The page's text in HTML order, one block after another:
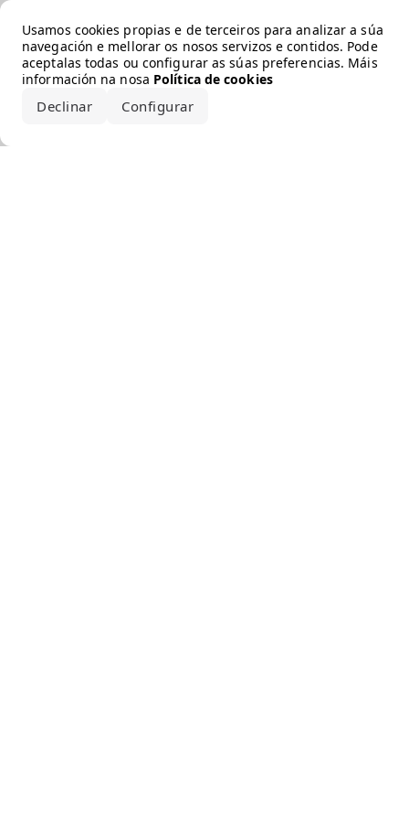
Usamos cookies propias e de terceiros para analizar a súa
navegación e mellorar os nosos servizos e contidos. Pode
aceptalas todas ou configurar as súas preferencias. Máis
información na nosa Política de cookies
Declinar Configurar
Error loading the brand